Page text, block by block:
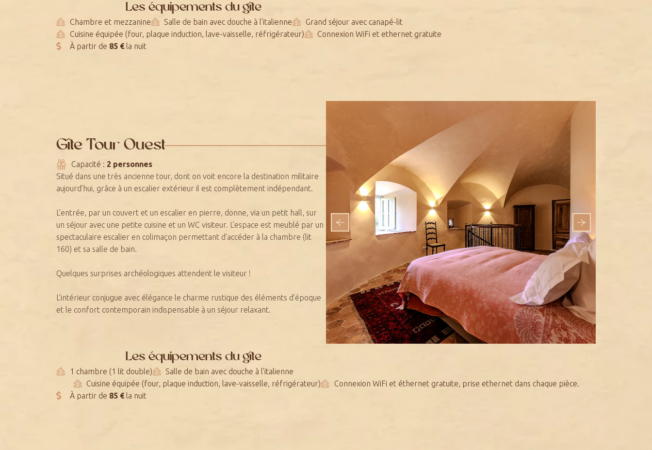
Les équipements du gîte
Chambre et mezzanine Salle de bain avec douche à l'italienne
Grand séjour avec canapé-lit
Cuisine équipée (four, plaque induction, lave-vaisselle, réfrigérateur)
Connexion WiFi et ethernet gratuite
À partir de 85 €la nuit
Gîte Tour Ouest
Capacité : 2 personnes
Situé dans une très ancienne tour, dont on voit encore la destination militaire
aujourd’hui, grâce à un escalier extérieur il est complètement indépendant.
L’entrée, par un couvert et un escalier en pierre, donne, via un petit hall, sur
un séjour avec une petite cuisine et un WC visiteur. L’espace est meublé par un
spectaculaire escalier en colimaçon permettant d’accéder à la chambre (lit
160) et sa salle de bain.
Quelques surprises archéologiques attendent le visiteur !
L’intérieur conjugue avec élégance le charme rustique des éléments d’époque
et le confort contemporain indispensable à un séjour relaxant.
Les équipements du gîte
1 chambre (1 lit double)
Salle de bain avec douche à l'italienne
Cuisine équipée (four, plaque induction, lave-vaisselle, réfrigérateur)
Connexion WiFi et éthernet gratuite, prise ethernet dans chaque pièce.
À partir de 85 €la nuit